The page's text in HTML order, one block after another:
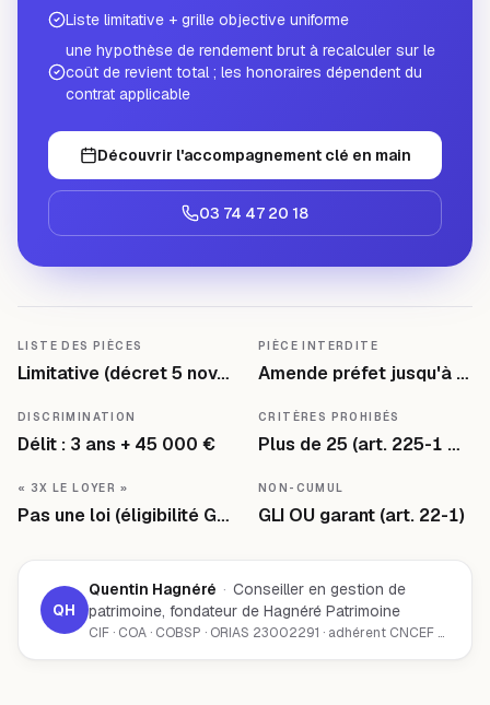
Liste limitative + grille objective uniforme
une hypothèse de rendement brut à recalculer sur le
coût de revient total ; les honoraires dépendent du
contrat applicable
Découvrir l'accompagnement clé en main
03 74 47 20 18
LISTE DES PIÈCES
Limitative (décret 5 nov. 2015)
PIÈCE INTERDITE
Amende préfet jusqu'à 3 000 / 15 000 €
DISCRIMINATION
Délit : 3 ans + 45 000 €
CRITÈRES PROHIBÉS
Plus de 25 (art. 225-1 C. pén.)
« 3X LE LOYER »
Pas une loi (éligibilité GLI)
NON-CUMUL
GLI OU garant (art. 22-1)
QH
Quentin Hagnéré · Conseiller en gestion de
patrimoine, fondateur de Hagnéré Patrimoine
CIF · COA · COBSP · ORIAS 23002291 · adhérent CNCEF Patrimoine